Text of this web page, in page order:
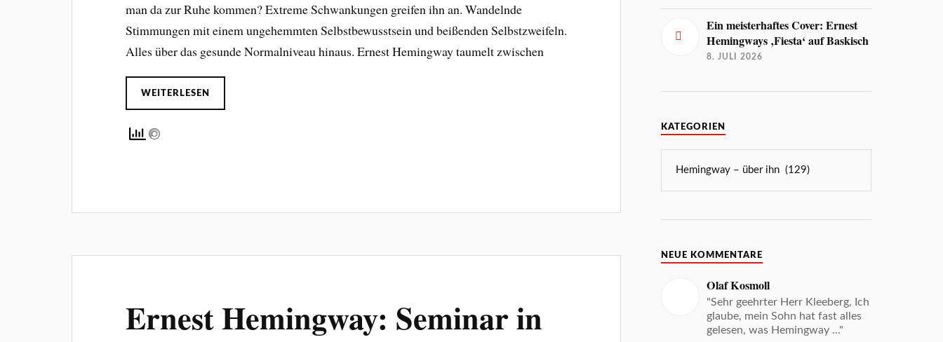
man da zur Ruhe kommen? Extreme Schwankungen greifen ihn an. Wandelnde
Stimmungen mit einem ungehemmten Selbstbewusstsein und beißenden Selbstzweifeln.
Alles über das gesunde Normalniveau hinaus. Ernest Hemingway taumelt zwischen
WEITERLESEN
Ernest Hemingway: Seminar in
Ein meisterhaftes Cover: Ernest
Hemingways ‚Fiesta‘ auf Baskisch
8. JULI 2026
KATEGORIEN
NEUE KOMMENTARE
Olaf Kosmoll
"Sehr geehrter Herr Kleeberg, Ich
glaube, mein Sohn hat fast alles
gelesen, was Hemingway ..."